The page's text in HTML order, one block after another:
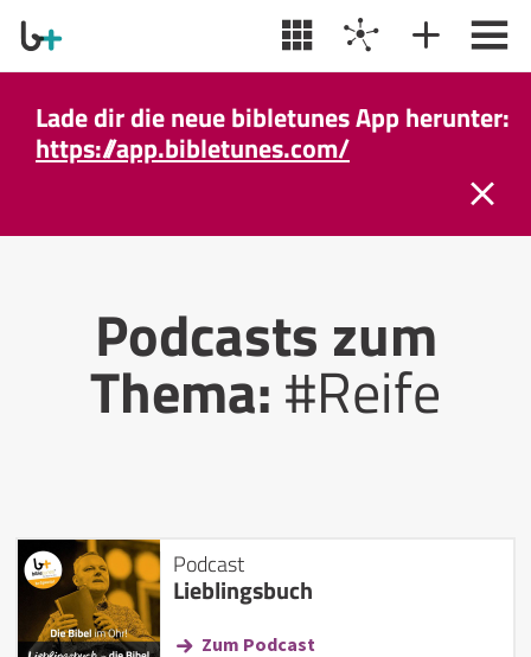
Lade dir die neue bibletunes App herunter:
https://app.bibletunes.com/
Podcasts zum
Thema:#Reife
Podcast
Lieblingsbuch
Zum Podcast